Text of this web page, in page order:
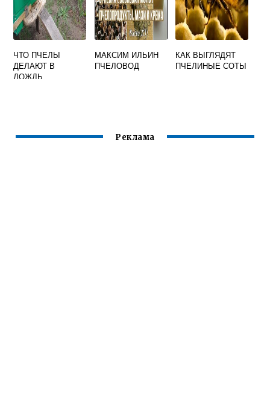
ЧТО ПЧЕЛЫ
ДЕЛАЮТ В
ДОЖДЬ
МАКСИМ ИЛЬИН
ПЧЕЛОВОД
КАК ВЫГЛЯДЯТ
ПЧЕЛИНЫЕ СОТЫ
Реклама